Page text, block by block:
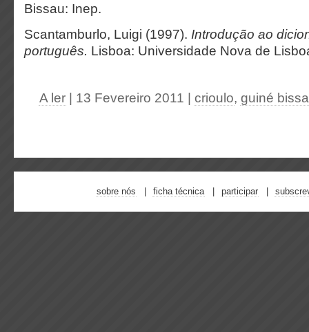
Bissau: Inep.
Scantamburlo, Luigi (1997). Introdução ao
português. Lisboa: Universidade Nova de
A ler | 13 Fevereiro 2011 crioulo, guiné
sobre nós ficha técnica participar